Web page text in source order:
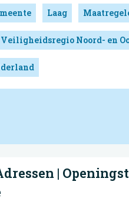
Laag
Veiligheidsregio Noord- en
|